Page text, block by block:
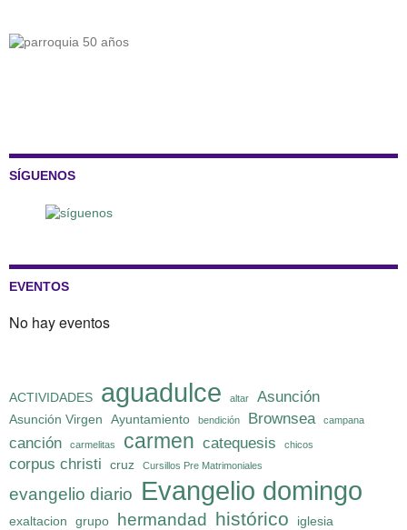
SÍGUENOS
EVENTOS
No hay eventos
ACTIVIDADES aguadulce altar Asunción
Asunción Virgen Ayuntamiento bendición Brownsea campana
canción carmelitas carmen catequesis chicos
corpus christi cruz Cursillos Pre Matrimoniales
evangelio diario Evangelio domingo
exaltacion grupo hermandad histórico iglesia